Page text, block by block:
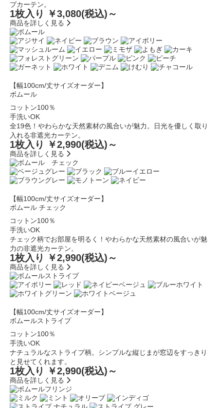
プカーテン。
1枚入り ￥3,080(税込)～
商品を詳しく見る
【幅100cm/丈サイズオーダー】
ボムール
コットン100％
手洗いOK
全19色！やわらかな天然素材の風合いが魅力。日光を優しく取り
入れる非遮光カーテン。
1枚入り ￥2,990(税込)～
商品を詳しく見る
【幅100cm/丈サイズオーダー】
ボムール チェック
コットン100％
手洗いOK
チェック柄でお部屋を明るく！やわらかな天然素材の風合いが魅
力の非遮光カーテン。
1枚入り ￥2,990(税込)～
商品を詳しく見る
【幅100cm/丈サイズオーダー】
ボムールストライプ
コットン100％
手洗いOK
ナチュラルなストライプ柄。シンプルな縦じまが窓辺をすっきり
と見せてくれます。
1枚入り ￥2,990(税込)～
商品を詳しく見る